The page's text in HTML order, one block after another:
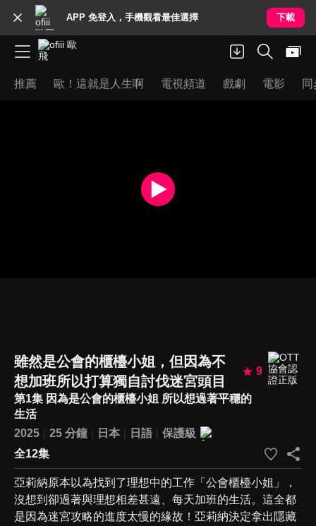
APP 免登入，手機觀看最佳選擇 下載
推薦 歐！這就是人生啊 電視頻道 戲劇 電影
雖然是公會的櫃檯小姐，但因為不
想加班所以打算獨自討伐迷宮頭目
9
第1集 因為是公會的櫃檯小姐 所以想過著平穩的
生活
2025
25 分鐘 日本 日語
保護級
全12集
亞莉納原本以為找到了理想中的工作「公會櫃檯小姐」，
沒想到卻過著與理想相差甚遠、每天加班的生活。這全都
是因為迷宮攻略的進度太慢的緣故！亞莉納決定拿出隱藏